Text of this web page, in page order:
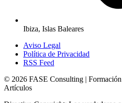
Ibiza, Islas Baleares
Aviso Legal
Política de Privacidad
RSS Feed
© 2026 FASE Consulting | Formación
Artículos